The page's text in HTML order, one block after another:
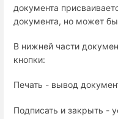
документа
документа, но может
В нижней части
кнопки:
Печать - вывод
Подписать и закрыть -